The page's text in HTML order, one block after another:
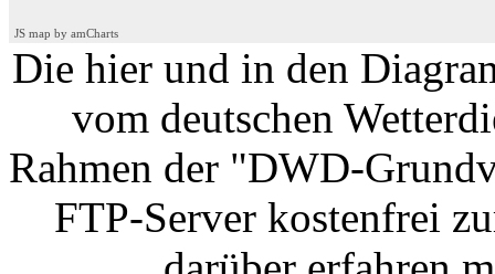
JS map by amCharts
Die hier und in den
vom deutschen
Rahmen der "DWD-
FTP-Server kostenfrei